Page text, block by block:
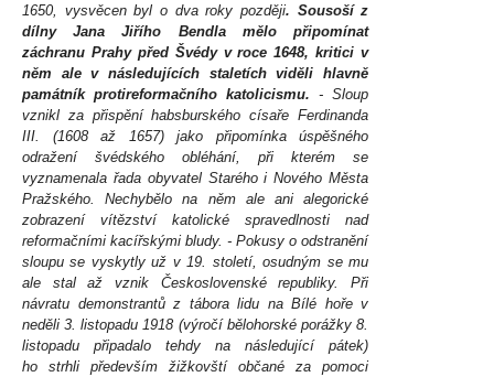
1650, vysvěcen byl o dva roky později. Sousoší z
dílny Jana Jiřího Bendla mělo připomínat
záchranu Prahy před Švédy v roce 1648, kritici v
něm ale v následujících staletích viděli hlavně
památník protireformačního katolicismu. - Sloup
vznikl za přispění habsburského císaře Ferdinanda
III. (1608 až 1657) jako připomínka úspěšného
odražení švédského obléhání, při kterém se
vyznamenala řada obyvatel Starého i Nového Města
Pražského. Nechybělo na něm ale ani alegorické
zobrazení vítězství katolické spravedlnosti nad
reformačními kacířskými bludy. - Pokusy o odstranění
sloupu se vyskytly už v 19. století, osudným se mu
ale stal až vznik Československé republiky. Při
návratu demonstrantů z tábora lidu na Bílé hoře v
neděli 3. listopadu 1918 (výročí bělohorské porážky 8.
listopadu připadalo tehdy na následující pátek)
ho strhli především žižkovští občané za pomoci